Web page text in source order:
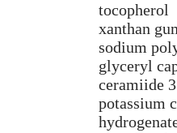
tocopherol
xanthan
sodium
glyceryl
ceramiide 3
potassium